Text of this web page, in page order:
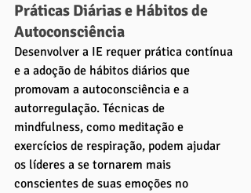
Práticas Diárias e Hábitos de
Autoconsciência
Desenvolver a IE requer prática contínua
e a adoção de hábitos diários que
promovam a autoconsciência e a
autorregulação. Técnicas de
mindfulness, como meditação e
exercícios de respiração, podem ajudar
os líderes a se tornarem mais
conscientes de suas emoções no